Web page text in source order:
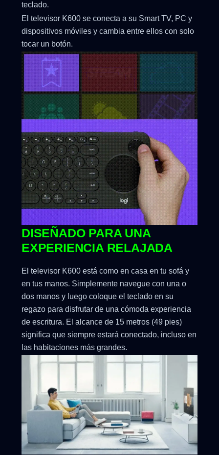
teclado.
El televisor K600 se conecta a su Smart TV, PC y
dispositivos móviles y cambia entre ellos con solo
tocar un botón.
DISEÑADO PARA UNA
EXPERIENCIA RELAJADA
El televisor K600 está como en casa en tu sofá y
en tus manos. Simplemente navegue con una o
dos manos y luego coloque el teclado en su
regazo para disfrutar de una cómoda experiencia
de escritura. El alcance de 15 metros (49 pies)
significa que siempre estará conectado, incluso en
las habitaciones más grandes.